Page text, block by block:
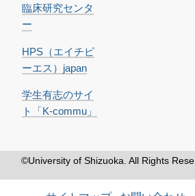
臨床研究センタ
ー
HPS（エイチピ
ーエス）japan
学生有志のサイ
ト「K-commu」
©University of Shizuoka. All Rights